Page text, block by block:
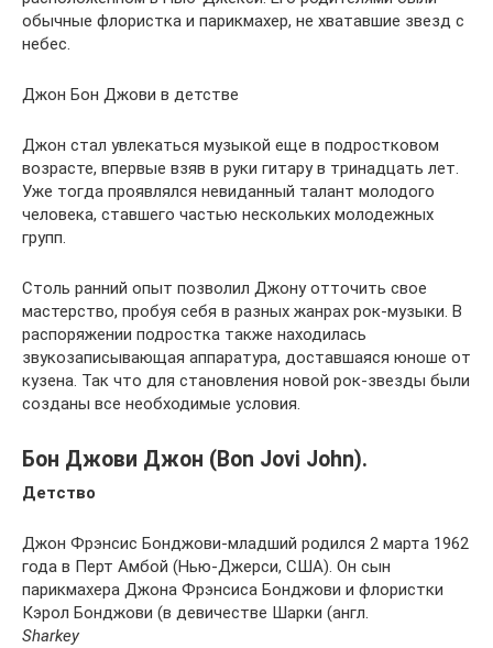
обычные флористка и парикмахер, не хватавшие звезд с
небес.
Джон Бон Джови в детстве
Джон стал увлекаться музыкой еще в подростковом
возрасте, впервые взяв в руки гитару в тринадцать лет.
Уже тогда проявлялся невиданный талант молодого
человека, ставшего частью нескольких молодежных
групп.
Столь ранний опыт позволил Джону отточить свое
мастерство, пробуя себя в разных жанрах рок-музыки. В
распоряжении подростка также находилась
звукозаписывающая аппаратура, доставшаяся юноше от
кузена. Так что для становления новой рок-звезды были
созданы все необходимые условия.
Бон Джови Джон (Bon Jovi John).
Детство
Джон Фрэнсис Бонджови-младший родился 2 марта 1962
года в Перт Амбой (Нью-Джерси, США). Он сын
парикмахера Джона Фрэнсиса Бонджови и флористки
Кэрол Бонджови (в девичестве Шарки (англ.
Sharkey